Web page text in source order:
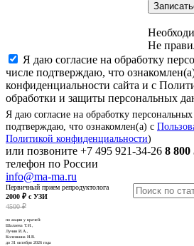
Не
Я даю согласие на обработку
числе подтверждаю, что
конфиденциальности сайта и с
обработки и защиты персональных
Я даю согласие на обработку
подтверждаю, что ознакомлен(а) с
Политикой конфиденциальности)
или позвоните +7 495 921-34-26 8 800
телефон по России
info@ma-ma.ru
Первичный прием репродуктолога
2000 ₽ с УЗИ
4500 ₽
по акции у врачей:
Шалаева Т.И.,
Лучин И.А.,
Коленкина И.В.
до 31 октября 2026 года